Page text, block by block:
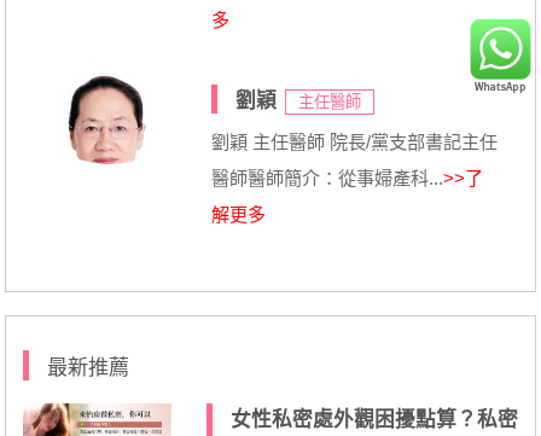
多
劉穎 主任醫師
劉穎 主任醫師 院長/黨支部書記主任
醫師醫師簡介：從事婦產科...>>了
解更多
最新推薦
女性私密處外觀困擾點算？私密